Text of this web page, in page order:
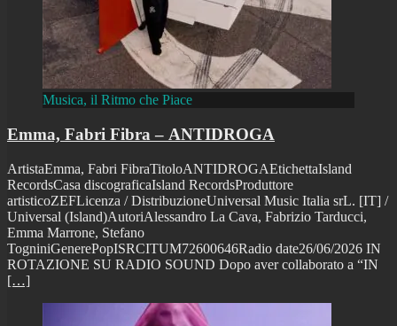
Musica, il Ritmo che Piace
Emma, Fabri Fibra – ANTIDROGA
ArtistaEmma, Fabri FibraTitoloANTIDROGAEtichettaIsland
RecordsCasa discograficaIsland RecordsProduttore
artisticoZEFLicenza / DistribuzioneUniversal Music Italia srL. [IT] /
Universal (Island)AutoriAlessandro La Cava, Fabrizio Tarducci,
Emma Marrone, Stefano
TogniniGenerePopISRCITUM72600646Radio date26/06/2026 IN
ROTAZIONE SU RADIO SOUND Dopo aver collaborato a “IN
[…]